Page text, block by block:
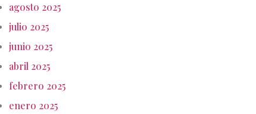
agosto 2025
julio 2025
junio 2025
abril 2025
febrero 2025
enero 2025